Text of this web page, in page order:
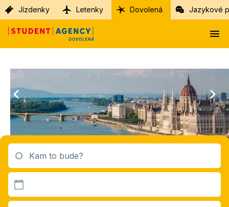
Jízdenky Letenky Dovolená Jazykové
Kam to bude?